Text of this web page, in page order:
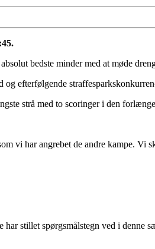
bedste minder med at møde
efterfølgende
strå med to scoringer i den
vi har angrebet de andre kampe. Vi
stillet spørgsmålstegn ved i denne